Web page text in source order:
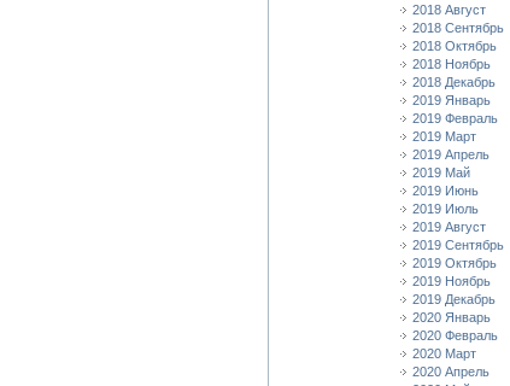
2018 Август
2018 Сентябрь
2018 Октябрь
2018 Ноябрь
2018 Декабрь
2019 Январь
2019 Февраль
2019 Март
2019 Апрель
2019 Май
2019 Июнь
2019 Июль
2019 Август
2019 Сентябрь
2019 Октябрь
2019 Ноябрь
2019 Декабрь
2020 Январь
2020 Февраль
2020 Март
2020 Апрель